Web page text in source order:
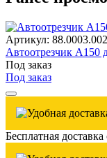
Артикул: 88.0003.002
Автоотрезчик A150
Под заказ
Под заказ
Бесплатная